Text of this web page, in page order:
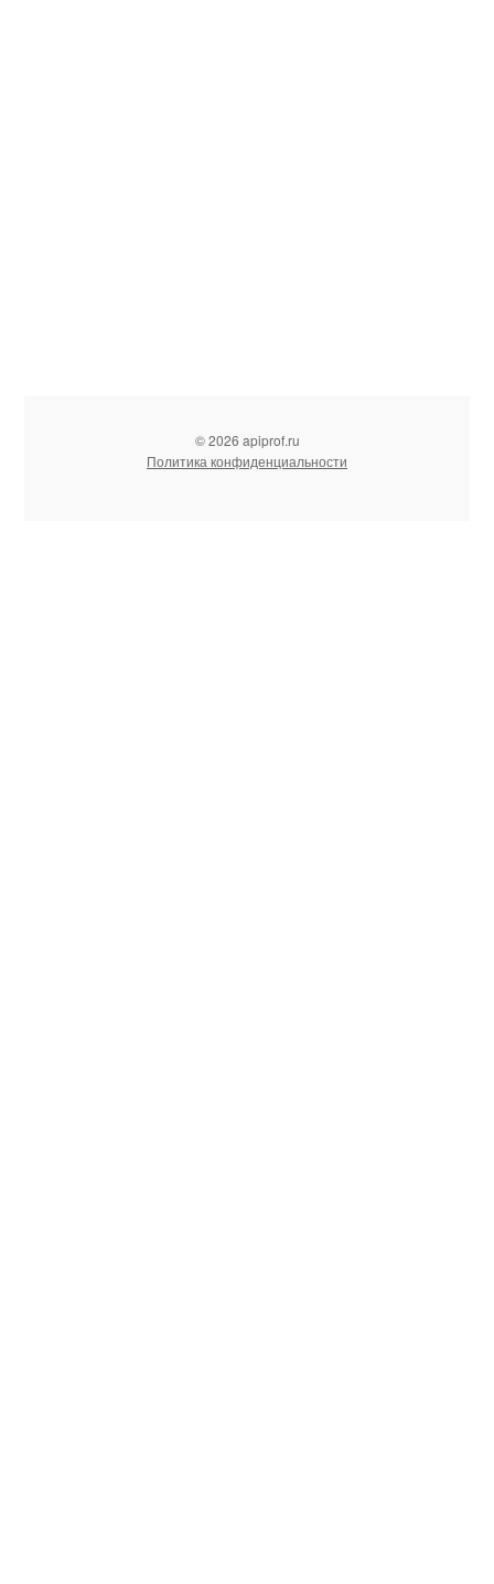
© 2026 apiprof.ru
Политика конфиденциальности